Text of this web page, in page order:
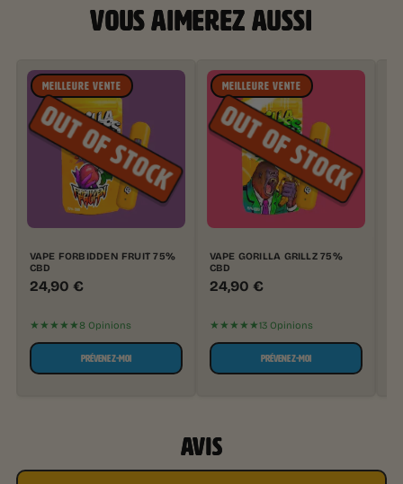
VOUS AIMEREZ AUSSI
MEILLEURE VENTE
VAPE FORBIDDEN FRUIT 75%
CBD
24,90 €
★★★★★8 Opinions
PRÉVENEZ-MOI
MEILLEURE VENTE
VAPE GORILLA GRILLZ 75%
CBD
24,90 €
★★★★★13 Opinions
PRÉVENEZ-MOI
AVIS